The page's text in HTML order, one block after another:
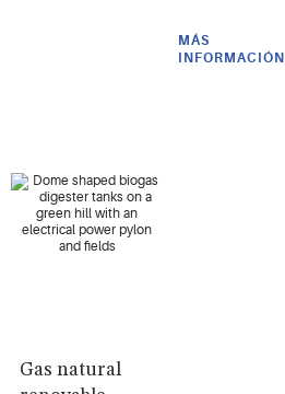
MÁS
INFORMACIÓN
Gas natural